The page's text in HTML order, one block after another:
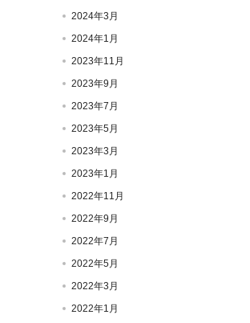
2024年3月
2024年1月
2023年11月
2023年9月
2023年7月
2023年5月
2023年3月
2023年1月
2022年11月
2022年9月
2022年7月
2022年5月
2022年3月
2022年1月